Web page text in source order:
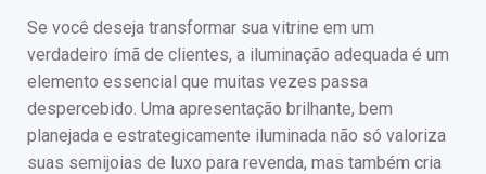
Se você deseja transformar sua vitrine em um
verdadeiro ímã de clientes, a iluminação adequada é um
elemento essencial que muitas vezes passa
despercebido. Uma apresentação brilhante, bem
planejada e estrategicamente iluminada não só valoriza
suas semijoias de luxo para revenda, mas também cria